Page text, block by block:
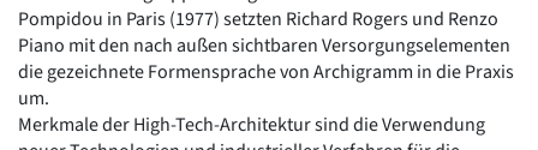
Klassizismus
Barock
Renaissance
Romanik
Pompidou in Paris (1977) setzten Richard Rogers und Renzo
Piano mit den nach außen sichtbaren Versorgungselementen
die gezeichnete Formensprache von Archigramm in die Praxis
um.
Merkmale der High-Tech-Architektur sind die Verwendung